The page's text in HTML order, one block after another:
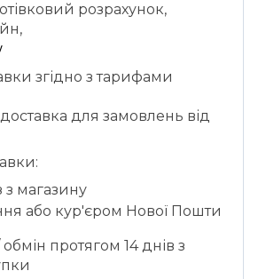
розрахунок,
згідно з тарифами
для замовлень від
з магазину
або кур'єром Нової Пошти
протягом 14 днів з